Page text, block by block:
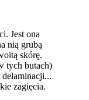
Jest ona
nią grubą
skórę.
tych butach)
zagięcia.